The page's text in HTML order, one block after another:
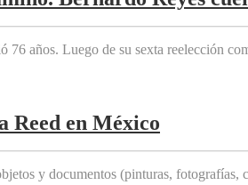
años. Luego de su sexta reelección
Reed en México
y documentos (pinturas, fotografías,